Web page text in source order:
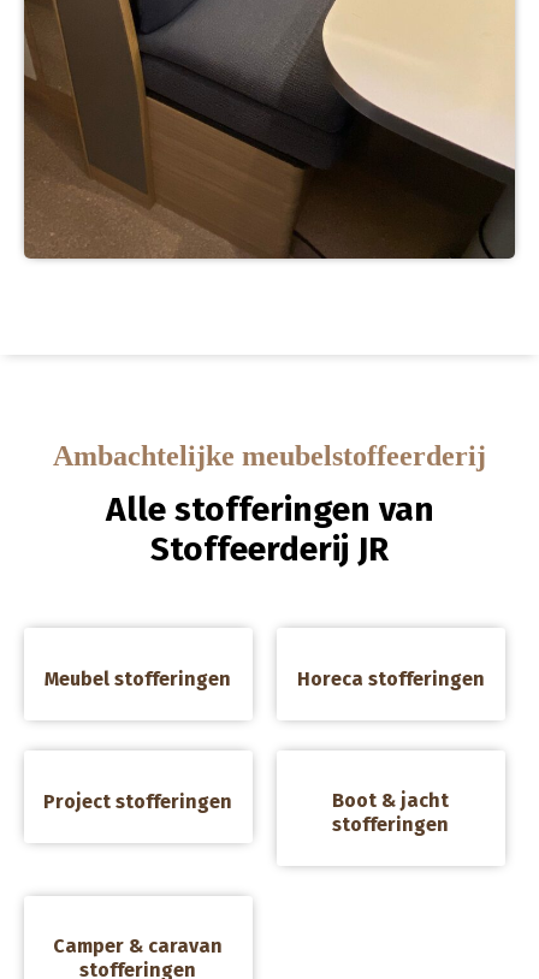
Ambachtelijke meubelstoffeerderij
Alle stofferingen van
Stoffeerderij JR
Meubel stofferingen
Horeca stofferingen
Project stofferingen
Boot & jacht
stofferingen
Camper & caravan
stofferingen